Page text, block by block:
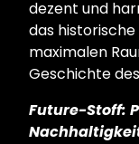
dezent und
das
maximalen
Geschichte
Future-Stoff: